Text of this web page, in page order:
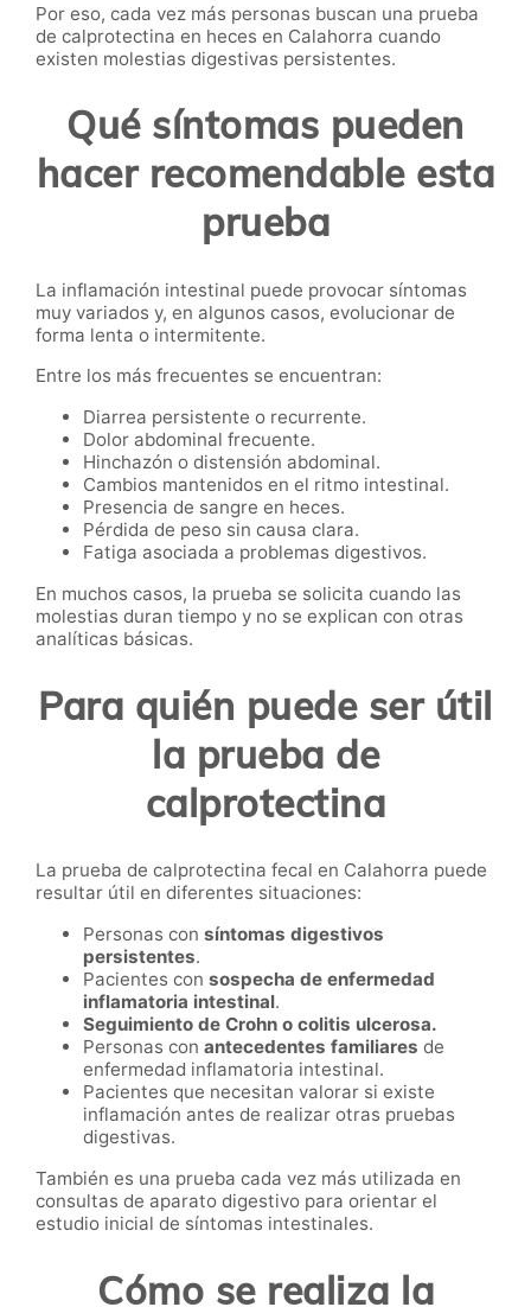
Por eso, cada vez más personas buscan una prueba
de calprotectina en heces en Calahorra cuando
existen molestias digestivas persistentes.
Qué síntomas pueden
hacer recomendable esta
prueba
La inflamación intestinal puede provocar síntomas
muy variados y, en algunos casos, evolucionar de
forma lenta o intermitente.
Entre los más frecuentes se encuentran:
Diarrea persistente o recurrente.
Dolor abdominal frecuente.
Hinchazón o distensión abdominal.
Cambios mantenidos en el ritmo intestinal.
Presencia de sangre en heces.
Pérdida de peso sin causa clara.
Fatiga asociada a problemas digestivos.
En muchos casos, la prueba se solicita cuando las
molestias duran tiempo y no se explican con otras
analíticas básicas.
Para quién puede ser útil
la prueba de
calprotectina
La prueba de calprotectina fecal en Calahorra puede
resultar útil en diferentes situaciones:
Personas con síntomas digestivos
persistentes.
Pacientes con sospecha de enfermedad
inflamatoria intestinal.
Seguimiento de Crohn o colitis ulcerosa.
Personas con antecedentes familiares de
enfermedad inflamatoria intestinal.
Pacientes que necesitan valorar si existe
inflamación antes de realizar otras pruebas
digestivas.
También es una prueba cada vez más utilizada en
consultas de aparato digestivo para orientar el
estudio inicial de síntomas intestinales.
Cómo se realiza la